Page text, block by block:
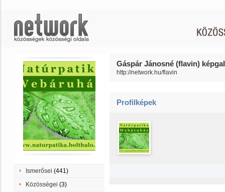
Ismerősei (441)
Közösségei (3)
Gáspár Jánosné (flavin)
http://network.hu/flavin
Profilképek